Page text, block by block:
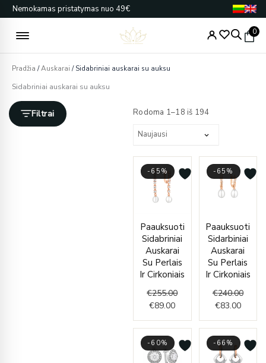
Pereiti
prie
turinio
Nemokamas pristatymas nuo 49€
0
Pradžia /Auskarai / Sidabriniai auskarai su auksu
Sidabriniai auskarai su auksu
Filtrai Rodoma 1–18 iš 194pagal
-65%
Paauksuoti
Sidabriniai
Auskarai
Su Perlais
Ir Cirkoniais
€255.00
price
was:
€255.00.
€89.00
price
is:
€89.00.
-65%
Paauksuoti
Sidarbiniai
Auskarai
Su Perlais
Ir Cirkoniais
€240.00
price
was:
€83.00
price
is:
-60% -66%